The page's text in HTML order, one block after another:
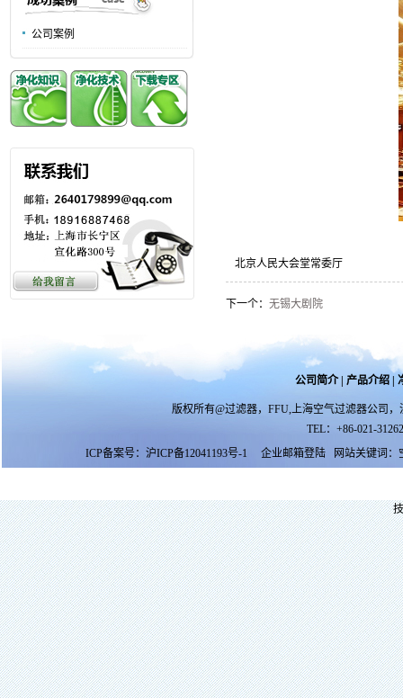
公司案例
北京人民大会堂常委厅
下一个： 无锡大剧院
公司简介| 产品介绍|
版权所有@过滤器，FFU,上海空气过滤器公司
TEL：+86-021-
ICP备案号： 沪ICP备12041193号-1 企业邮箱登陆网站关键词：